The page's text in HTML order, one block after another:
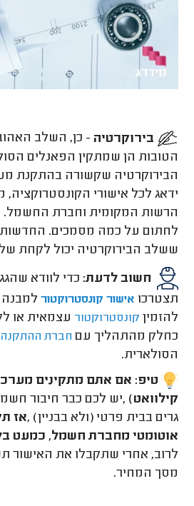
בירוקרטיה - כן, השלב
הטובות הן שמתקין הפאנלים
הבירוקרטיה שקשורה בהתקנת
ידאג לכל אישורי
הרשות המקומית וחברת החשמל.
לחתום על כמה מסמכים. החדשות
ששלב הבירוקרטיה יכול לקחת
חשוב לדעת: כדי לוודא
תצטרכו אישור קונסטרוקטור למבנה
להזמין קונסטרוקטור עצמאית או
כחלק מהתהליך עם חברת ההתקנה
הסולארית.
טיפ:
קילוואט) ,יש לכם כבר חיבור
גרים בבית פרטי (ולא בבניין) ,אז
אוטומטי מחברת חשמל, כמעט
מסך המחיר.